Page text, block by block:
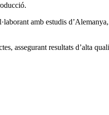
amb estudis
assegurant resultats d’alta